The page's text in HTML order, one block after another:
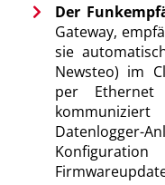
Der
Gateway,
sie
Newsteo) im
per Ethernet